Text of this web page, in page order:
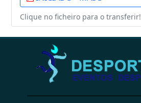
Clique no ficheiro para o transferir!